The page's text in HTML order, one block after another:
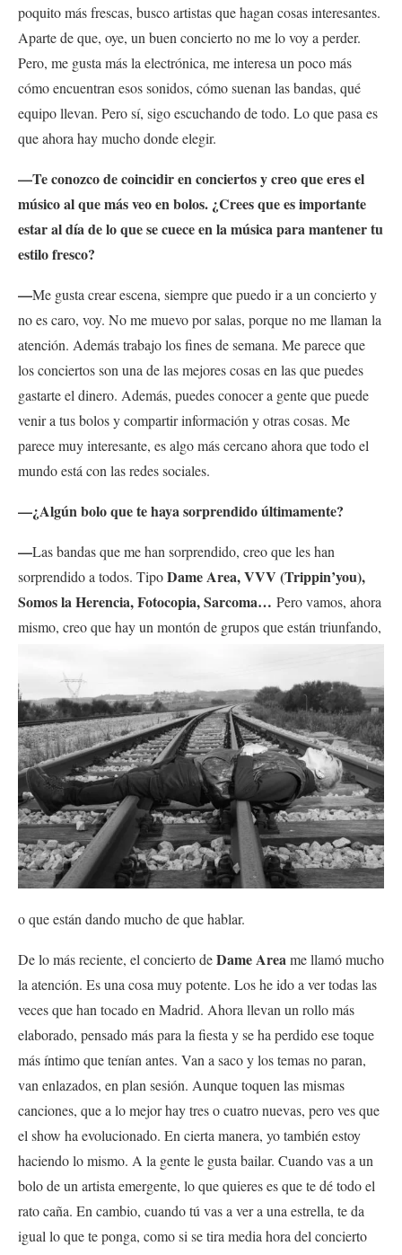
poquito más frescas, busco artistas que hagan cosas interesantes.
Aparte de que, oye, un buen concierto no me lo voy a perder.
Pero, me gusta más la electrónica, me interesa un poco más
cómo encuentran esos sonidos, cómo suenan las bandas, qué
equipo llevan. Pero sí, sigo escuchando de todo. Lo que pasa es
que ahora hay mucho donde elegir.
—Te conozco de coincidir en conciertos y creo que eres el
músico al que más veo en bolos. ¿Crees que es importante
estar al día de lo que se cuece en la música para mantener tu
estilo fresco?
—Me gusta crear escena, siempre que puedo ir a un concierto y
no es caro, voy. No me muevo por salas, porque no me llaman la
atención. Además trabajo los fines de semana. Me parece que
los conciertos son una de las mejores cosas en las que puedes
gastarte el dinero. Además, puedes conocer a gente que puede
venir a tus bolos y compartir información y otras cosas. Me
parece muy interesante, es algo más cercano ahora que todo el
mundo está con las redes sociales.
—¿Algún bolo que te haya sorprendido últimamente?
—Las bandas que me han sorprendido, creo que les han
sorprendido a todos. TipoDame Area, VVV (Trippin’you),
Somos la Herencia, Fotocopia, Sarcoma… Pero vamos, ahora
mismo, creo que hay un montón de grupos que están triunfando,
o que están dando mucho de que hablar.
De lo más reciente, el concierto deDame Areame llamó mucho
la atención. Es una cosa muy potente. Los he ido a ver todas las
veces que han tocado en Madrid. Ahora llevan un rollo más
elaborado, pensado más para la fiesta y se ha perdido ese toque
más íntimo que tenían antes. Van a saco y los temas no paran,
van enlazados, en plan sesión. Aunque toquen las mismas
canciones, que a lo mejor hay tres o cuatro nuevas, pero ves que
el show ha evolucionado. En cierta manera, yo también estoy
haciendo lo mismo. A la gente le gusta bailar. Cuando vas a un
bolo de un artista emergente, lo que quieres es que te dé todo el
rato caña. En cambio, cuando tú vas a ver a una estrella, te da
igual lo que te ponga, como si se tira media hora del concierto